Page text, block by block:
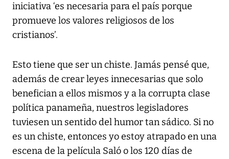
iniciativa ‘es necesaria para el país porque
promueve los valores religiosos de los
cristianos’.
Esto tiene que ser un chiste. Jamás pensé que,
además de crear leyes innecesarias que solo
benefician a ellos mismos y a la corrupta clase
política panameña, nuestros legisladores
tuviesen un sentido del humor tan sádico. Si no
es un chiste, entonces yo estoy atrapado en una
escena de la película Saló o los 120 días de